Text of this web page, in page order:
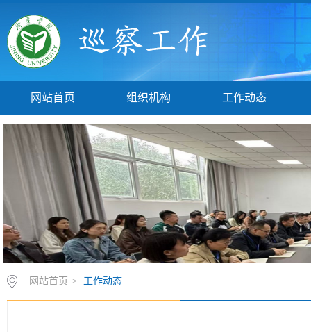
网站首页 组织机构 工作动态
网站首页 > 工作动态